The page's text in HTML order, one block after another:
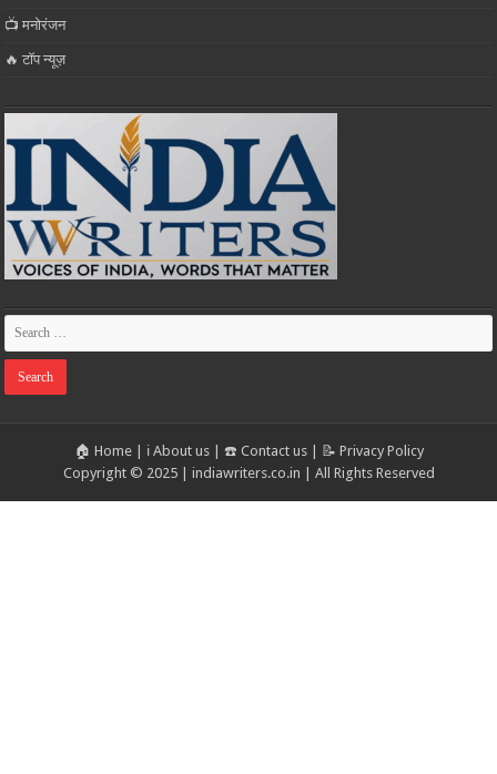
📺 मनोरंजन
🔥 टॉप न्यूज़
🏠 Home| ℹ️ About us| ☎️ Contact us| 📝 Privacy Policy
Copyright © 2025 | indiawriters.co.in | All Rights Reserved